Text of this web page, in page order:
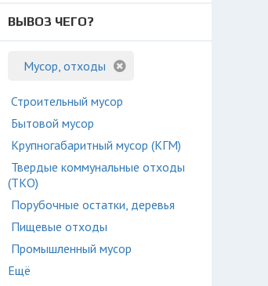
ВЫВОЗ ЧЕГО?
Мусор, отходы
Строительный мусор
Бытовой мусор
Крупногабаритный мусор (КГМ)
Твердые коммунальные отходы
(ТКО)
Порубочные остатки, деревья
Пищевые отходы
Промышленный мусор
Ещё